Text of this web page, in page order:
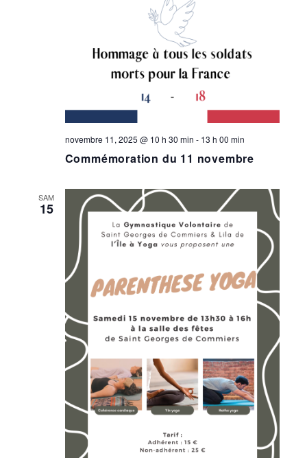
Commémoration du 11 novembre
novembre 11, 2025 @ 10 h 30 min - 13 h 00 min
SAM
15